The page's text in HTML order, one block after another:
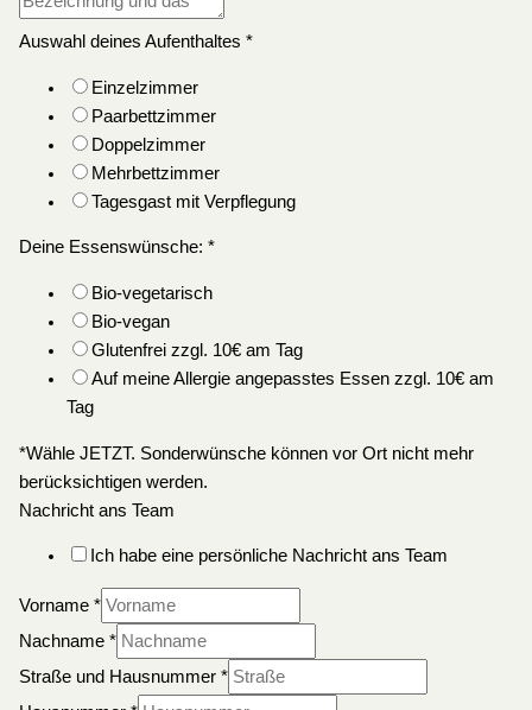
Auswahl deines Aufenthaltes *
Einzelzimmer
Paarbettzimmer
Doppelzimmer
Mehrbettzimmer
Tagesgast mit Verpflegung
Deine Essenswünsche: *
Bio-vegetarisch
Bio-vegan
Glutenfrei zzgl. 10€ am Tag
Auf meine Allergie angepasstes Essen zzgl. 10€ am
Tag
*Wähle JETZT. Sonderwünsche können vor Ort nicht mehr
berücksichtigen werden.
Nachricht ans Team
Ich habe eine persönliche Nachricht ans Team
Vorname *
Nachname *
Straße und Hausnummer *